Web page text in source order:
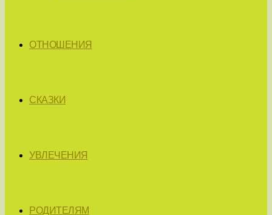
ОТНОШЕНИЯ
СКАЗКИ
УВЛЕЧЕНИЯ
РОДИТЕЛЯМ